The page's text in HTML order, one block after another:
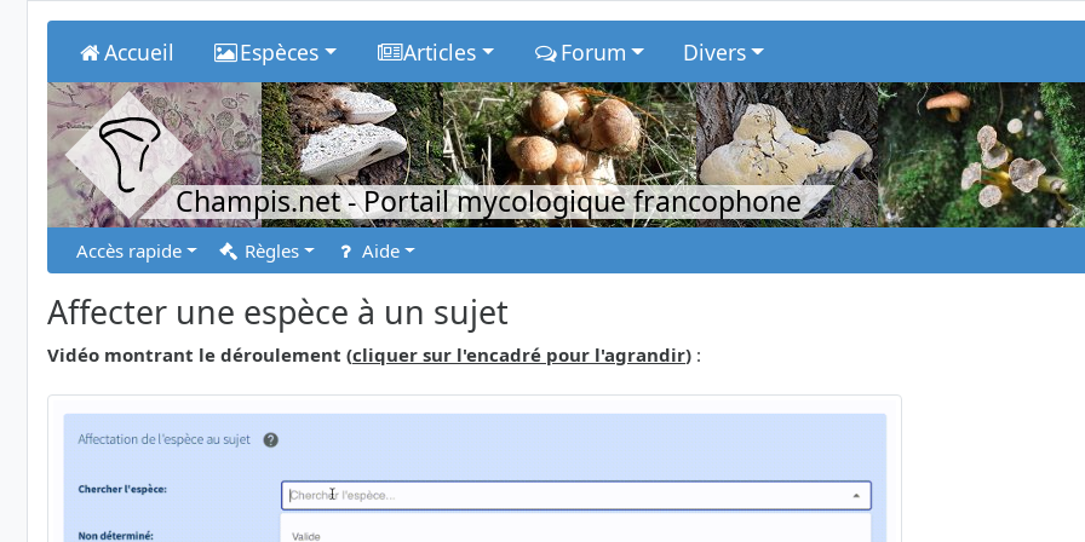
Accueil Espèces Articles Forum Divers
Champis.net- Portail mycologique francophone
Accès rapide Règles Aide
Affecter une espèce à un sujet
Vidéo montrant le déroulement (cliquer sur l'encadré pour l'agrandir) :